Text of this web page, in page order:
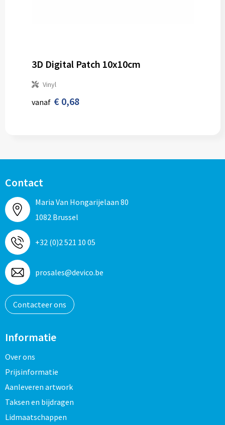
3D Digital Patch 10x10cm
Vinyl
vanaf € 0,68
Contact
Maria Van Hongarijelaan 80
1082 Brussel
+32 (0)2 521 10 05
prosales@devico.be
Contacteer ons
Informatie
Over ons
Prijsinformatie
Aanleveren artwork
Taksen en bijdragen
Lidmaatschappen